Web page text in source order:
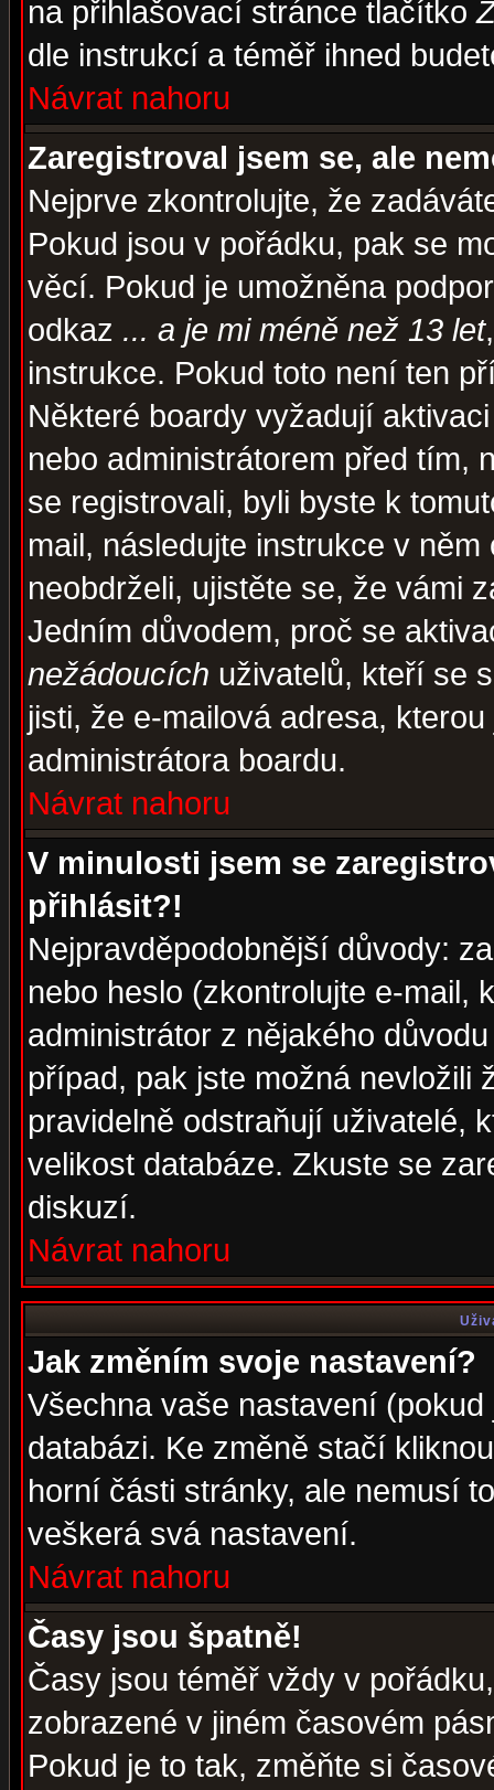
na přihlašovací stránce tlačítko
dle instrukcí a téměř ihned
Návrat nahoru
Zaregistroval jsem se, ale
Nejprve zkontrolujte, že
Pokud jsou v pořádku, pak se
věcí. Pokud je umožněna
odkaz ... a je mi méně než 13 let
instrukce. Pokud toto není ten
Některé boardy vyžadují
nebo administrátorem před tím,
se registrovali, byli byste k
mail, následujte instrukce v
neobdrželi, ujistěte se, že vámi
Jedním důvodem, proč se
nežádoucích uživatelů, kteří se
jisti, že e-mailová adresa,
administrátora boardu.
Návrat nahoru
V minulosti jsem se
přihlásit?!
Nejpravděpodobnější důvody:
nebo heslo (zkontrolujte e-mail,
administrátor z nějakého
případ, pak jste možná nevložili
pravidelně odstraňují uživatelé,
velikost databáze. Zkuste se
diskuzí.
Návrat nahoru
Jak změním svoje nastavení?
Všechna vaše nastavení
databázi. Ke změně stačí
horní části stránky, ale nemusí
veškerá svá nastavení.
Návrat nahoru
Časy jsou špatně!
Časy jsou téměř vždy v
zobrazené v jiném časovém
Pokud je to tak, změňte si